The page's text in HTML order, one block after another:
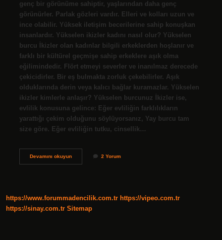
genç bir görünüme sahiptir, yaşlarından daha genç
görünürler. Parlak gözleri vardır. Elleri ve kolları uzun ve
ince olabilir. Yüksek iletişim becerilerine sahip konuşkan
insanlardır. Yükselen ikizler kadını nasıl olur? Yükselen
burcu İkizler olan kadınlar bilgili erkeklerden hoşlanır ve
farklı bir kültürel geçmişe sahip erkeklere aşık olma
eğilimindedir. Flört etmeyi severler ve inanılmaz derecede
çekicidirler. Bir eş bulmakta zorluk çekebilirler. Aşık
olduklarında derin veya kalıcı bağlar kuramazlar. Yükselen
ikizler kimlerle anlaşır? Yükselen burcunuz İkizler ise,
evlilik konusuna gelince: Eğer evliliğin farklılıkların
yarattığı çekim olduğunu söylüyorsanız, Yay burcu tam
size göre. Eğer evliliğin tutku, cinsellik…
Devamını okuyunYükselen
2 Yorum
https://www.forummadencilik.com.tr https://vipeo.com.tr
https://sinay.com.tr Sitemap